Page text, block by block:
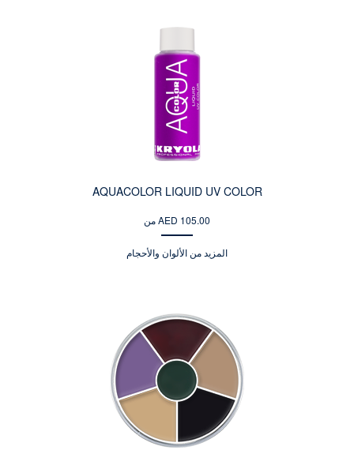
AQUACOLOR LIQUID UV COLOR
من AED 105.00
المزيد من الألوان والأحجام